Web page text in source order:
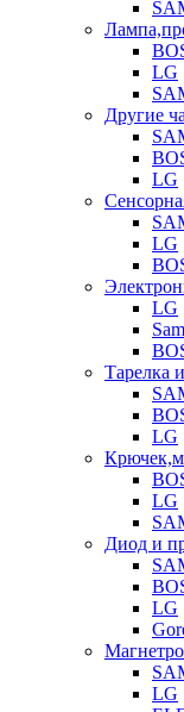
LG
Другие
LG
LG
LG
Тарелка
LG
LG
Диод и
LG
LG